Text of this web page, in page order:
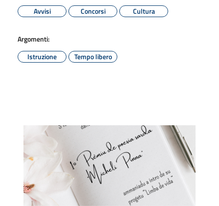
Avvisi
Concorsi Cultura
Argomenti:
Istruzione
Tempo libero